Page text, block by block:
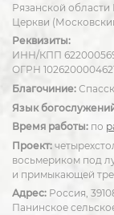
Рязанской
Церкви
Реквизиты:
ИНН/КПП
ОГРН
Благочиние:
Язык
Время работы: по
Проект:
восьмериком под
и примыкающей
Адрес: Россия,
Панинское